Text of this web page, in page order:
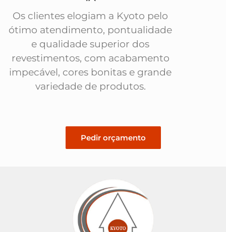
Os clientes elogiam a Kyoto pelo
ótimo atendimento, pontualidade
e qualidade superior dos
revestimentos, com acabamento
impecável, cores bonitas e grande
variedade de produtos.
Pedir orçamento